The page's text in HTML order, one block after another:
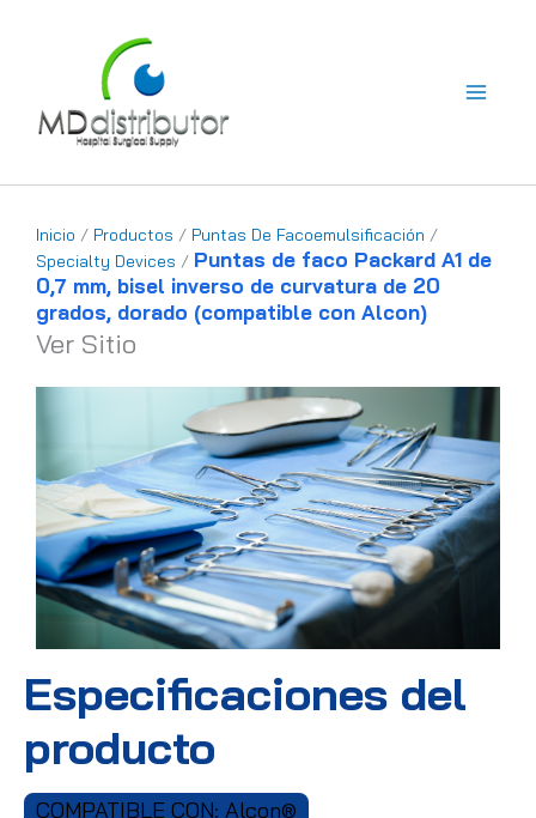
Inicio / Productos / Puntas De Facoemulsificación /
Specialty Devices / Puntas de faco Packard A1 de
0,7 mm, bisel inverso de curvatura de 20
grados, dorado (compatible con Alcon)
Ver Sitio
Especificaciones del
producto
COMPATIBLE CON: Alcon®